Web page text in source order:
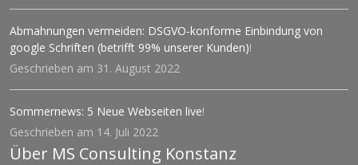
Über MS Consulting Konstanz
Abmahnungen vermeiden: DSGVO-konforme Einbindung von
google Schriften (betrifft 99% unserer Kunden)!
Geschrieben am 31. August 2022
Sommernews: 5 Neue Webseiten live!
Geschrieben am 14. Juli 2022